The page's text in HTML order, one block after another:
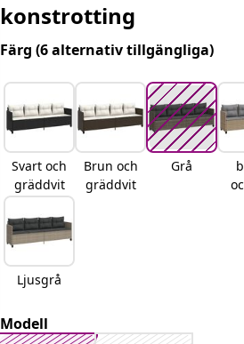
konstrotting
Färg(6 alternativ tillgängliga)
Svart och
gräddvit
Brun och
gräddvit
Grå
Ljusgrå
Modell